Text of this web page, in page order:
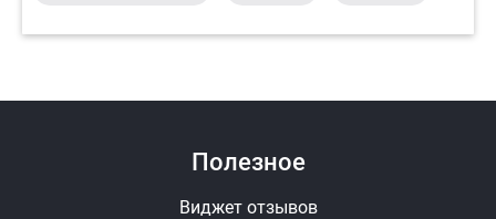
Полезное
Виджет отзывов